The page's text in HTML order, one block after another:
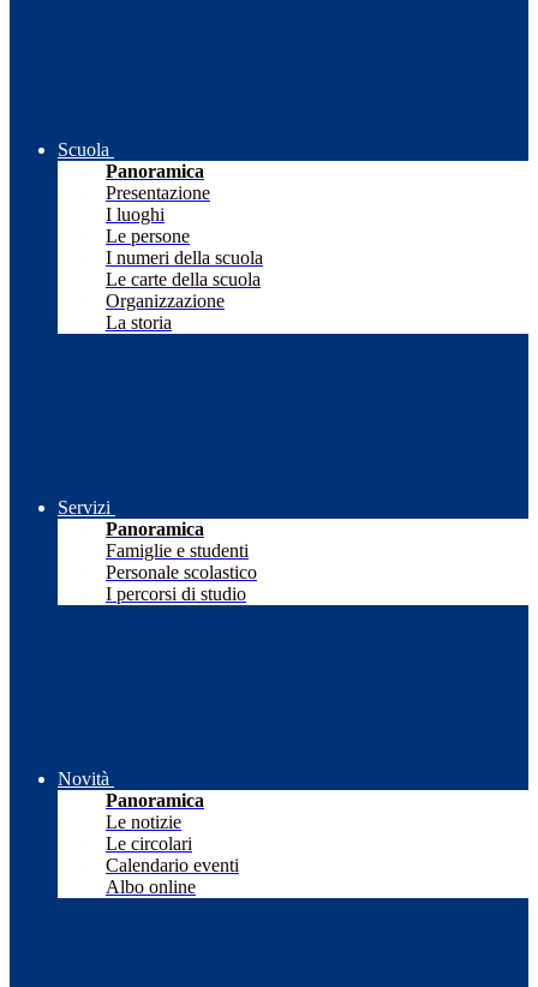
Scuola
Panoramica
Presentazione
I luoghi
Le persone
I numeri della scuola
Le carte della scuola
Organizzazione
La storia
Servizi
Panoramica
Famiglie e studenti
Personale scolastico
I percorsi di studio
Novità
Panoramica
Le notizie
Le circolari
Calendario eventi
Albo online